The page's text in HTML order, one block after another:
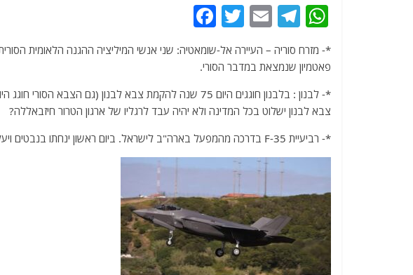
W
at
s
A
p
p
T
e
g
ra
m
E
ai
l
T
w
itt
er
c
e
b
o
o
k
פאטמיון שנמצאת במדבר הסורי.
צבא לבנון ישלוט בכל המדינה ולא יהיה עבד לרגליו של ארגון הטרור חיזבאללה?
*- רביעיית F-35 בדרכה מהמפעל בארה"ב לישראל. ביום ראשון ינחתו בנבטים ויעלו את מספר החמקנים שבידי ח"א ל-27.